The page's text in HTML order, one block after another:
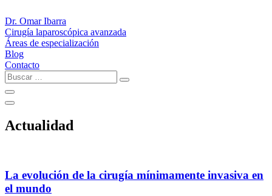
al
contenido
Dr. Omar Ibarra
Cirugía laparoscópica avanzada
Áreas de especialización
Blog
Contacto
Buscar
…
Actualidad
La evolución de la cirugía mínimamente invasiva en
el mundo